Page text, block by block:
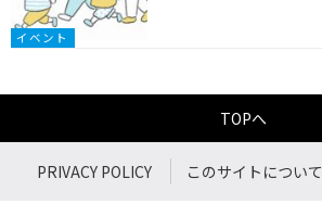
イベント
TOPへ
PRIVACY POLICY このサイトについて